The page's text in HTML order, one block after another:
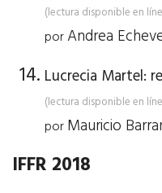
(lectura disponible en
porAndrea
Lucrecia Martel:
(lectura disponible en
porMauricio
IFFR 2018